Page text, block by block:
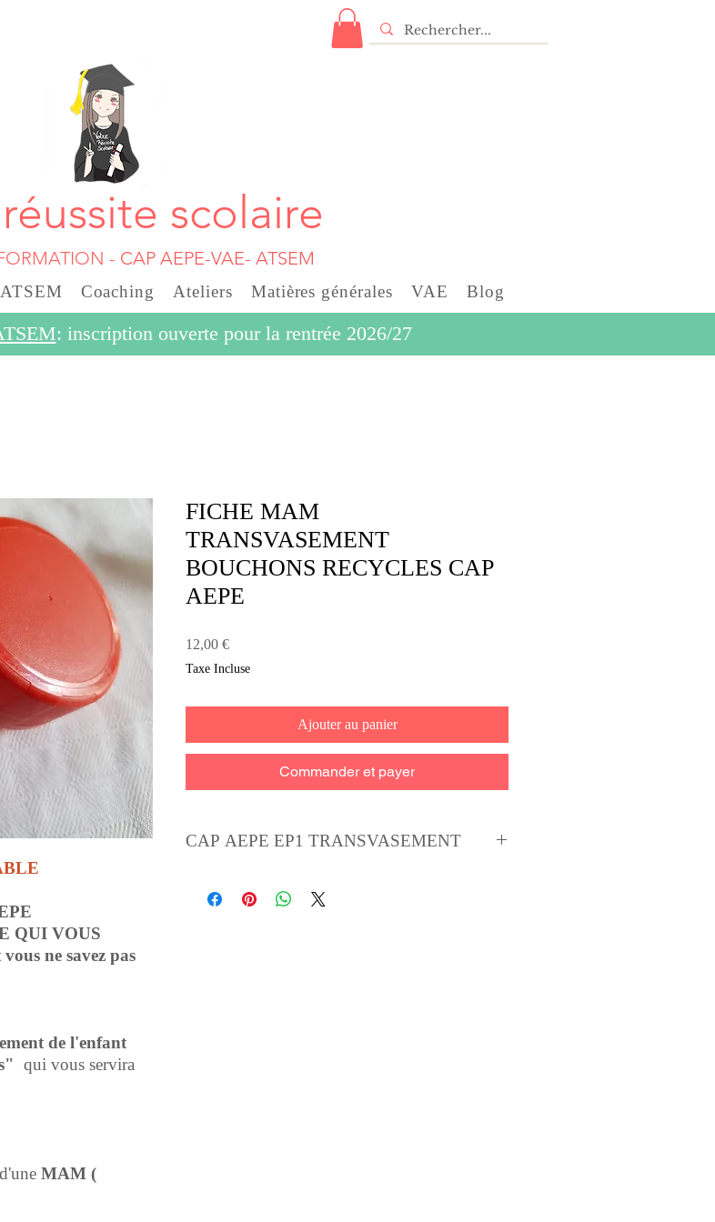
scolaire
- CAP AEPE-VAE- ATSEM
ATSEM Coaching Ateliers Matières générales VAE Blog
: inscription ouverte pour la rentrée 2026/27
QUI VOUS
ne savez pas
de l'enfant
qui vous servira
MAM (
FICHE MAM
TRANSVASEMENT
BOUCHONS RECYCLES CAP
AEPE
12,00 €Prix
Taxe Incluse
Ajouter au panier
Commander et payer
CAP AEPE EP1 TRANSVASEMENT